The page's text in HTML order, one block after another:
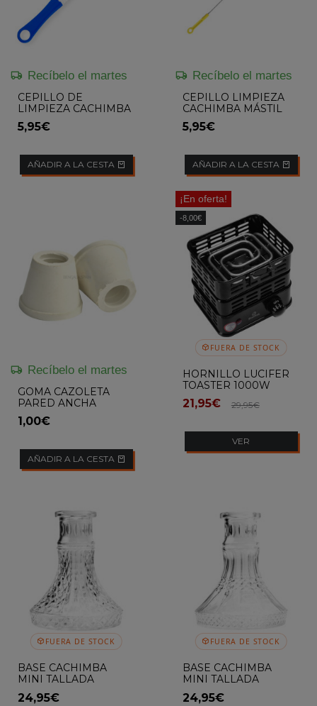
Recíbelo el martes
CEPILLO DE
LIMPIEZA CACHIMBA
PARA BASE SWAN
FLOWKAH
5,95€
AÑADIR A LA CESTA
Recíbelo el martes
CEPILLO LIMPIEZA
CACHIMBA MÁSTIL
LARGO
5,95€
AÑADIR A LA CESTA
Recíbelo el martes
GOMA CAZOLETA
PARED ANCHA
FLOWKAH
1,00€
AÑADIR A LA CESTA
¡En oferta!
-8,00€
FUERA DE STOCK
HORNILLO LUCIFER
TOASTER 1000W
21,95€ 29,95€
VER
FUERA DE STOCK
BASE CACHIMBA
MINI TALLADA
ROMBOS FLOWKAH
24,95€
FUERA DE STOCK
BASE CACHIMBA
MINI TALLADA
MOSAICO FLOWKAH
24,95€